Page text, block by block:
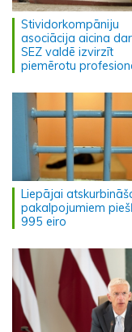
Stividorkompāniju
asociācija aicina
SEZ valdē izvirzīt
piemērotu
Liepājai
pakalpojumiem
995 eiro